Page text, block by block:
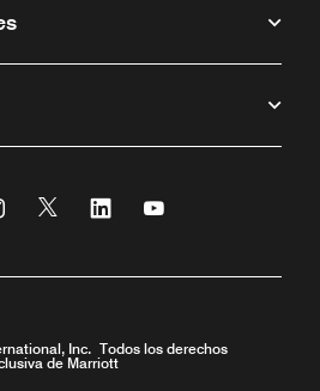
ventana nueva
Instagram
una ventana nueva
Twitter
Abre una ventana nueva
Linkedin
Abre una ventana nueva
Abre una ventana
Inc. Todos los derechos
de Marriott